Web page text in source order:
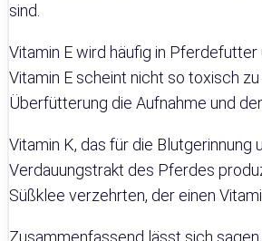
sind.
Vitamin E wird häufig in
Vitamin E scheint nicht so toxisch
Überfütterung die Aufnahme und
Vitamin K, das für die
Verdauungstrakt des Pferdes
Süßklee verzehrten, der einen
Zusammenfassend lässt sich